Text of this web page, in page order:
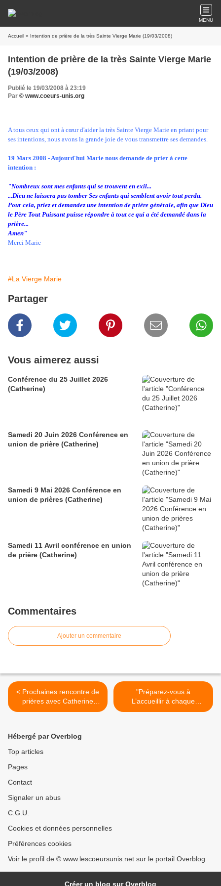
MENU
Accueil » Intention de prière de la très Sainte Vierge Marie (19/03/2008)
Intention de prière de la très Sainte Vierge Marie
(19/03/2008)
Publié le 19/03/2008 à 23:19
Par © www.coeurs-unis.org
A tous ceux qui ont à cœur d'aider la très Sainte Vierge Marie en priant pour
ses intentions, nous avons la grande joie de vous transmettre ses demandes.
19 Mars 2008 - Aujourd'hui Marie nous demande de prier à cette
intention :
"Nombreux sont mes enfants qui se trouvent en exil...
...Dieu ne laissera pas tomber Ses enfants qui semblent avoir tout perdu.
Pour cela, priez et demandez une intention de prière générale, afin que Dieu
le Père Tout Puissant puisse répondre à tout ce qui a été demandé dans la
prière...
Amen"
Merci Marie
#La Vierge Marie
Partager
Vous aimerez aussi
Conférence du 25 Juillet 2026
(Catherine)
Samedi 20 Juin 2026 Conférence en
union de prière (Catherine)
Samedi 9 Mai 2026 Conférence en
union de prières (Catherine)
Samedi 11 Avril conférence en union
de prière (Catherine)
Commentaires
Ajouter un commentaire
< Prochaines rencontre de
prières avec Catherine
(18/03/2008)
"Préparez-vous à
L’accueillir à chaque
instant." (28/03/2008) La
Hébergé par Overblog
Top articles
Pages
Contact
Signaler un abus
C.G.U.
Cookies et données personnelles
Préférences cookies
Voir le profil de © www.lescoeursunis.net sur le portail Overblog
Créer un blog sur Overblog